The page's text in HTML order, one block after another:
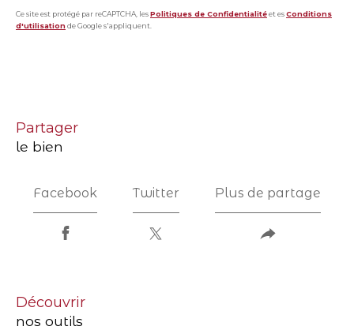
Ce site est protégé par reCAPTCHA, lesPolitiques de Confidentialitéet esConditions
d'utilisationde Google s'appliquent.
partager
le bien
Facebook Twitter Plus de partage
découvrir
nos outils